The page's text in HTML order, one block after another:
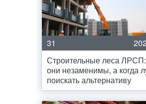
31
Строительные леса ЛРСП:
они незаменимы, а когда
поискать альтернативу